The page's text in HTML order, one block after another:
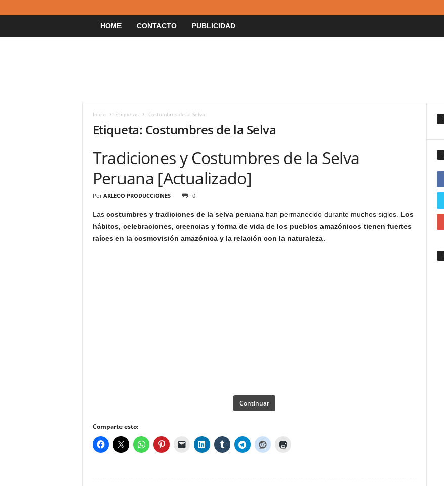
HOME CONTACTO PUBLICIDAD
Inicio Etiquetas Costumbres de la Selva
Etiqueta: Costumbres de la Selva
Tradiciones y Costumbres de la Selva
Peruana [Actualizado]
Por ARLECO PRODUCCIONES 0
Las costumbres y tradiciones de la selva peruanahan permanecido durante muchos siglos. Los
hábitos, celebraciones, creencias y forma de vida de los pueblos amazónicos tienen fuertes
raíces en la cosmovisión amazónica y la relación con la naturaleza.
Continuar
Comparte esto: